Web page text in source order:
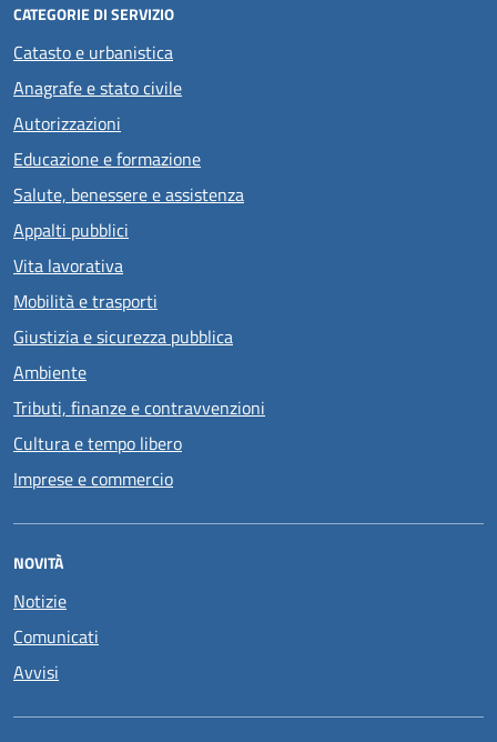
CATEGORIE DI SERVIZIO
Catasto e urbanistica
Anagrafe e stato civile
Autorizzazioni
Educazione e formazione
Salute, benessere e assistenza
Appalti pubblici
Vita lavorativa
Mobilità e trasporti
Giustizia e sicurezza pubblica
Ambiente
Tributi, finanze e contravvenzioni
Cultura e tempo libero
Imprese e commercio
NOVITÀ
Notizie
Comunicati
Avvisi